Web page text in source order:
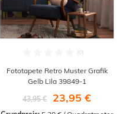
Fototapete Retro Muster Grafik
Gelb Lila 39849-1
43,95 €
23,95 €